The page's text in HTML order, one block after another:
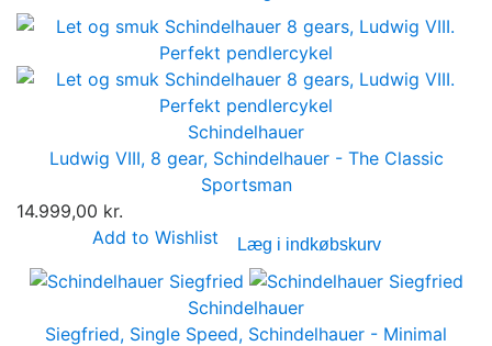
Schindelhauer
Ludwig VIII, 8 gear, Schindelhauer - The Classic
Sportsman
14.999,00 kr.
Add to Wishlist
Læg i indkøbskurv
Schindelhauer
Siegfried, Single Speed, Schindelhauer - Minimal